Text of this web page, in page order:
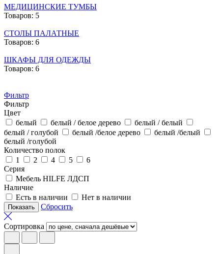
МЕДИЦИНСКИЕ ТУМБЫ
Товаров: 5
СТОЛЫ ПАЛАТНЫЕ
Товаров: 6
ШКАФЫ ДЛЯ ОДЕЖДЫ
Товаров: 6
Фильтр
Фильтр
Цвет
белый
белый / белое дерево
белый / белый
белый / голубой
белый /белое дерево
белый /белый
белый /голубой
Количество полок
1
2 4 5
6
Серия
Мебель HILFE ЛДСП
Наличие
Есть в наличии
Нет в наличии
Сбросить
Сортировка